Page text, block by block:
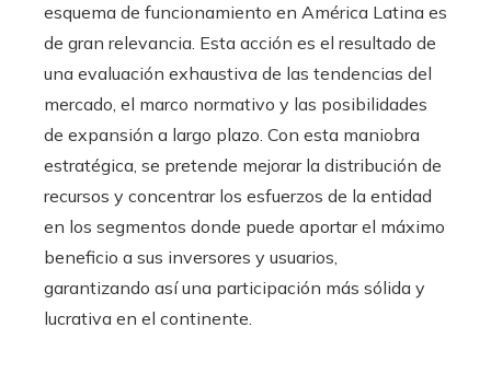
esquema de funcionamiento en América Latina es
de gran relevancia. Esta acción es el resultado de
una evaluación exhaustiva de las tendencias del
mercado, el marco normativo y las posibilidades
de expansión a largo plazo. Con esta maniobra
estratégica, se pretende mejorar la distribución de
recursos y concentrar los esfuerzos de la entidad
en los segmentos donde puede aportar el máximo
beneficio a sus inversores y usuarios,
garantizando así una participación más sólida y
lucrativa en el continente.